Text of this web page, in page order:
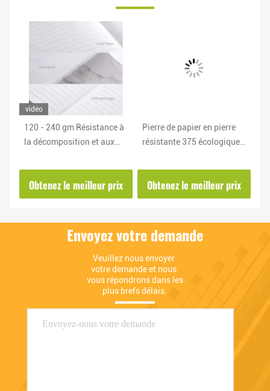
vidéo
120 - 240 gm Résistance à
la décomposition et aux
Obtenez le meilleur prix
Pierre de papier en pierre
résistante 375 écologiques
larme - 600gsm pour la
boîte
Obtenez le meilleur prix
Envoyez votre demande
Veuillez nous envoyer
votre demande et nous
vous répondrons dans les
plus brefs délais.